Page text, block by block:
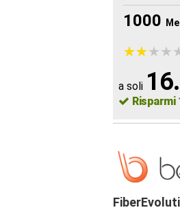
1000
★★★★
★★★★
a soli
Risparmi